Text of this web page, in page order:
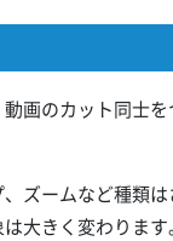
動画のカット同士
ズームなど種類
大きく変わります